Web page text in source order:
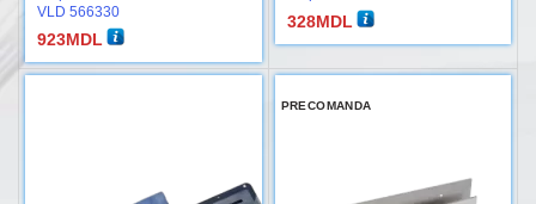
VLD 566330
923MDL
328MDL
PRECOMANDA